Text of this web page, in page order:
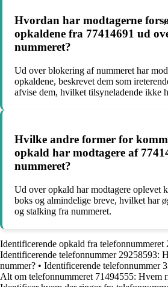
Hvordan har modtagerne
opkaldene fra 77414691 ud
nummeret?
Ud over blokering af nummeret har
opkaldene, beskrevet dem som
afvise dem, hvilket tilsyneladende ikke
Hvilke andre former for
opkald har modtagere af
nummeret?
Ud over opkald har modtagere oplevet
boks og almindelige breve, hvilket har
og stalking fra nummeret.
Identificerende opkald fra
Identificerende telefonnummer 29258593:
nummer? • Identificerende telefonnummer
Alt om telefonnummeret 71494555: Hvem